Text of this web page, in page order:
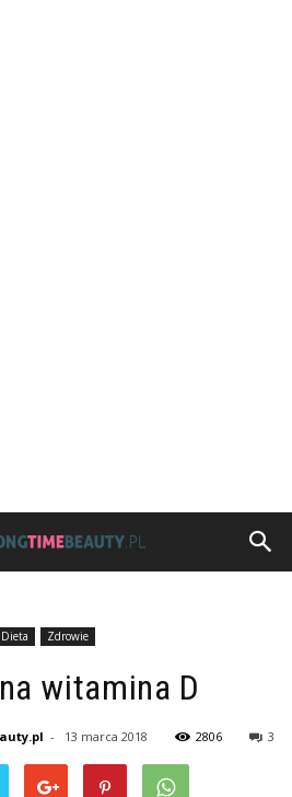
Dieta Zdrowie
witamina D
- 13 marca 2018 2806 3